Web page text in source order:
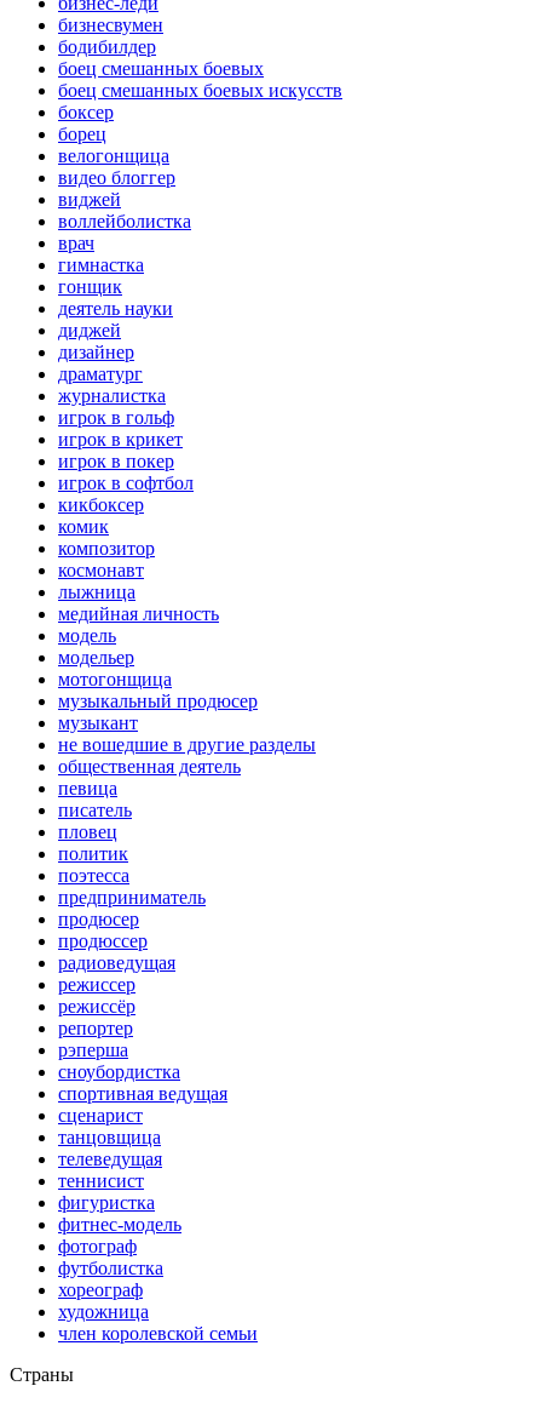
бизнесвумен
бодибилдер
боец смешанных боевых
боец смешанных боевых искусств
боксер
борец
велогонщица
видео блоггер
виджей
воллейболистка
врач
гимнастка
гонщик
деятель науки
диджей
дизайнер
драматург
журналистка
игрок в гольф
игрок в крикет
игрок в покер
игрок в софтбол
кикбоксер
комик
композитор
космонавт
лыжница
медийная личность
модель
модельер
мотогонщица
музыкальный продюсер
музыкант
не вошедшие в другие разделы
общественная деятель
певица
писатель
пловец
политик
поэтесса
предприниматель
продюсер
продюссер
радиоведущая
режиссер
режиссёр
репортер
рэперша
сноубордистка
спортивная ведущая
сценарист
танцовщица
телеведущая
теннисист
фигуристка
фитнес-модель
фотограф
футболистка
хореограф
художница
член королевской семьи
Страны